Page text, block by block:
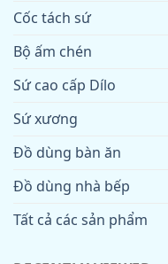
Cốc tách sứ
Bộ ấm chén
Sứ cao cấp Dílo
Sứ xương
Đồ dùng bàn ăn
Đồ dùng nhà bếp
Tất cả các sản phẩm